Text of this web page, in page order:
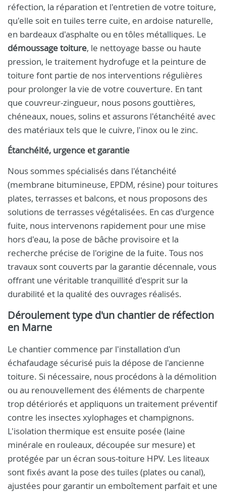
réfection, la réparation et l'entretien de votre toiture,
qu'elle soit en tuiles terre cuite, en ardoise naturelle,
en bardeaux d'asphalte ou en tôles métalliques. Le
démoussage toiture, le nettoyage basse ou haute
pression, le traitement hydrofuge et la peinture de
toiture font partie de nos interventions régulières
pour prolonger la vie de votre couverture. En tant
que couvreur-zingueur, nous posons gouttières,
chéneaux, noues, solins et assurons l'étanchéité avec
des matériaux tels que le cuivre, l'inox ou le zinc.
Étanchéité, urgence et garantie
Nous sommes spécialisés dans l'étanchéité
(membrane bitumineuse, EPDM, résine) pour toitures
plates, terrasses et balcons, et nous proposons des
solutions de terrasses végétalisées. En cas d'urgence
fuite, nous intervenons rapidement pour une mise
hors d'eau, la pose de bâche provisoire et la
recherche précise de l'origine de la fuite. Tous nos
travaux sont couverts par la garantie décennale, vous
offrant une véritable tranquillité d'esprit sur la
durabilité et la qualité des ouvrages réalisés.
Déroulement type d'un chantier de réfection
en Marne
Le chantier commence par l'installation d'un
échafaudage sécurisé puis la dépose de l'ancienne
toiture. Si nécessaire, nous procédons à la démolition
ou au renouvellement des éléments de charpente
trop détériorés et appliquons un traitement préventif
contre les insectes xylophages et champignons.
L'isolation thermique est ensuite posée (laine
minérale en rouleaux, découpée sur mesure) et
protégée par un écran sous-toiture HPV. Les liteaux
sont fixés avant la pose des tuiles (plates ou canal),
ajustées pour garantir un emboîtement parfait et une